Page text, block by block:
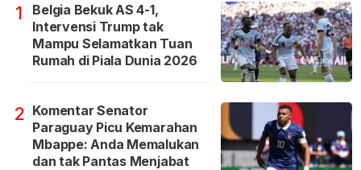
1
Belgia Bekuk AS 4-1,
Intervensi Trump tak
Mampu Selamatkan Tuan
Rumah di Piala Dunia 2026
2 Komentar Senator
Paraguay Picu Kemarahan
Mbappe: Anda Memalukan
dan tak Pantas Menjabat